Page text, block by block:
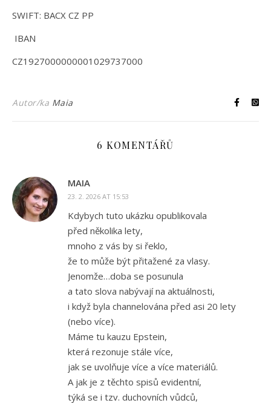
SWIFT: BACX CZ PP
IBAN
CZ1927000000001029737000
Autor/ka Maia
6 KOMENTÁŘŮ
MAIA
23. 2. 2026 AT 15:53
Kdybych tuto ukázku opublikovala
před několika lety,
mnoho z vás by si řeklo,
že to může být přitažené za vlasy.
Jenomže…doba se posunula
a tato slova nabývají na aktuálnosti,
i když byla channelována před asi 20 lety
(nebo více).
Máme tu kauzu Epstein,
která rezonuje stále více,
jak se uvolňuje více a více materiálů.
A jak je z těchto spisů evidentní,
týká se i tzv. duchovních vůdců,